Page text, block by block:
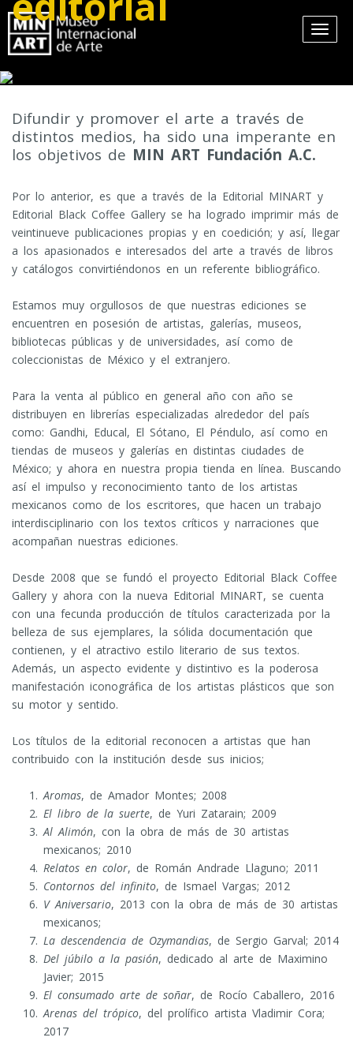
Difundir y promover el arte a través de
distintos medios, ha sido una imperante en
los objetivos de MIN ART Fundación A.C.
Por lo anterior, es que a través de la Editorial MINART y
Editorial Black Coffee Gallery se ha logrado imprimir más de
veintinueve publicaciones propias y en coedición; y así, llegar
a los apasionados e interesados del arte a través de libros
y catálogos convirtiéndonos en un referente bibliográfico.
Estamos muy orgullosos de que nuestras ediciones se
encuentren en posesión de artistas, galerías, museos,
bibliotecas públicas y de universidades, así como de
coleccionistas de México y el extranjero.
Para la venta al público en general año con año se
distribuyen en librerías especializadas alrededor del país
como: Gandhi, Educal, El Sótano, El Péndulo, así como en
tiendas de museos y galerías en distintas ciudades de
México; y ahora en nuestra propia tienda en línea. Buscando
así el impulso y reconocimiento tanto de los artistas
mexicanos como de los escritores, que hacen un trabajo
interdisciplinario con los textos críticos y narraciones que
acompañan nuestras ediciones.
Desde 2008 que se fundó el proyecto Editorial Black Coffee
Gallery y ahora con la nueva Editorial MINART, se cuenta
con una fecunda producción de títulos caracterizada por la
belleza de sus ejemplares, la sólida documentación que
contienen, y el atractivo estilo literario de sus textos.
Además, un aspecto evidente y distintivo es la poderosa
manifestación iconográfica de los artistas plásticos que son
su motor y sentido.
Los títulos de la editorial reconocen a artistas que han
contribuido con la institución desde sus inicios;
Aromas, de Amador Montes; 2008
El libro de la suerte, de Yuri Zatarain; 2009
Al Alimón, con la obra de más de 30 artistas
mexicanos; 2010
Relatos en color, de Román Andrade Llaguno; 2011
Contornos del infinito, de Ismael Vargas; 2012
V Aniversario, 2013 con la obra de más de 30 artistas
mexicanos;
La descendencia de Ozymandias, de Sergio Garval; 2014
Del júbilo a la pasión, dedicado al arte de Maximino
Javier; 2015
El consumado arte de soñar, de Rocío Caballero, 2016
Arenas del trópico, del prolífico artista Vladimir Cora;
2017